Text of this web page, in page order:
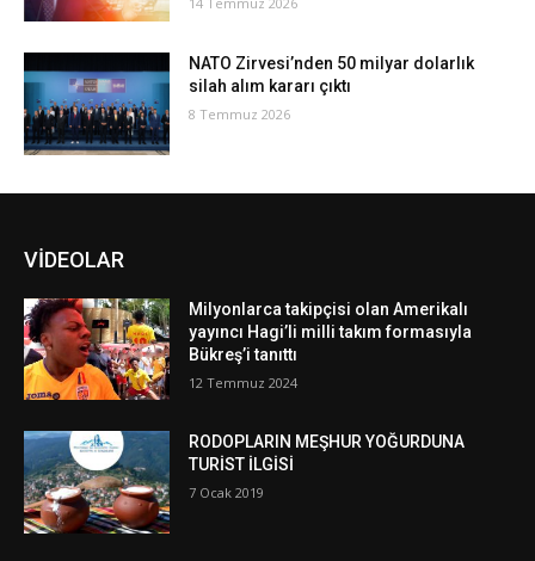
NATO Zirvesi’nden 50 milyar dolarlık
silah alım kararı çıktı
8 Temmuz 2026
VİDEOLAR
Milyonlarca takipçisi olan Amerikalı
yayıncı Hagi’li milli takım formasıyla
Bükreş’i tanıttı
12 Temmuz 2024
RODOPLARIN MEŞHUR YOĞURDUNA
TURİST İLGİSİ
7 Ocak 2019